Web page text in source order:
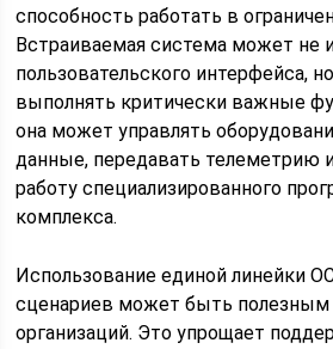
способность работать в
Встраиваемая система может не
пользовательского интерфейса,
выполнять критически важные
она может управлять
данные, передавать телеметрию
работу специализированного
комплекса.
Использование единой линейки
сценариев может быть полезным
организаций. Это упрощает